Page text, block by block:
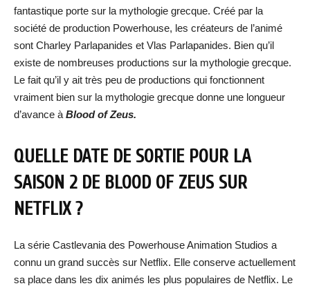
fantastique porte sur la mythologie grecque. Créé par la
société de production Powerhouse, les créateurs de l’animé
sont Charley Parlapanides et Vlas Parlapanides. Bien qu’il
existe de nombreuses productions sur la mythologie grecque.
Le fait qu’il y ait très peu de productions qui fonctionnent
vraiment bien sur la mythologie grecque donne une longueur
d’avance à Blood of Zeus.
QUELLE DATE DE SORTIE POUR LA
SAISON 2 DE BLOOD OF ZEUS SUR
NETFLIX ?
La série Castlevania des Powerhouse Animation Studios a
connu un grand succès sur Netflix. Elle conserve actuellement
sa place dans les dix animés les plus populaires de Netflix. Le